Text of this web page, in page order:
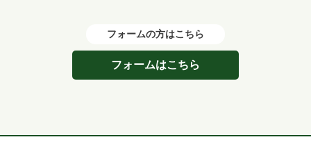
フォームの方はこちら
フォームはこちら